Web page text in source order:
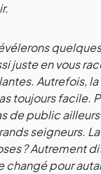
juste en vous
Autrefois,
toujours facile.
de public
seigneurs.
? Autrement
pour